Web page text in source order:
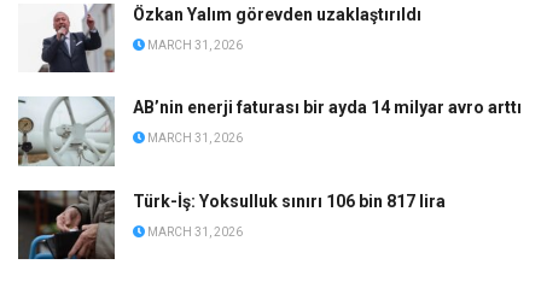
Özkan Yalım görevden uzaklaştırıldı
MARCH 31, 2026
AB’nin enerji faturası bir ayda 14 milyar avro arttı
MARCH 31, 2026
Türk-İş: Yoksulluk sınırı 106 bin 817 lira
MARCH 31, 2026